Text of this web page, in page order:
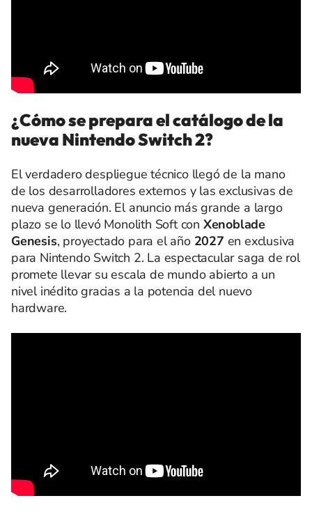
¿Cómo se prepara el catálogo de la
nueva Nintendo Switch 2?
El verdadero despliegue técnico llegó de la mano
de los desarrolladores externos y las exclusivas de
nueva generación. El anuncio más grande a largo
plazo se lo llevó Monolith Soft con Xenoblade
Genesis, proyectado para el año 2027 en exclusiva
para Nintendo Switch 2. La espectacular saga de rol
promete llevar su escala de mundo abierto a un
nivel inédito gracias a la potencia del nuevo
hardware.